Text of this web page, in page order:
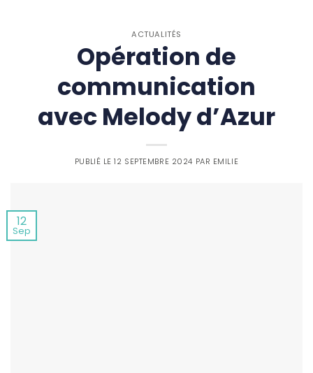
ACTUALITÉS
Opération de
communication
avec Melody d’Azur
PUBLIÉ LE12 SEPTEMBRE 2024 PAR EMILIE
12
Sep